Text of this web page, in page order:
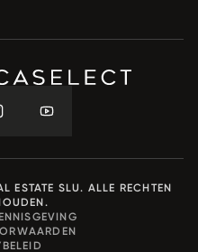
ESTATE SLU. ALLE RECHTEN